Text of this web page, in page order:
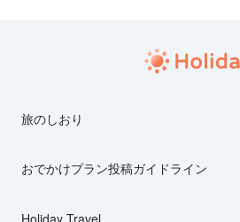
旅のしおり
おでかけプラン投稿ガイドライン
Holiday Travel